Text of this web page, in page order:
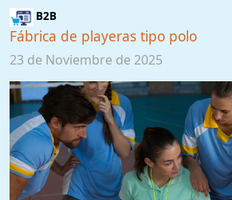
B2B
Fábrica de playeras tipo polo
23 de Noviembre de 2025